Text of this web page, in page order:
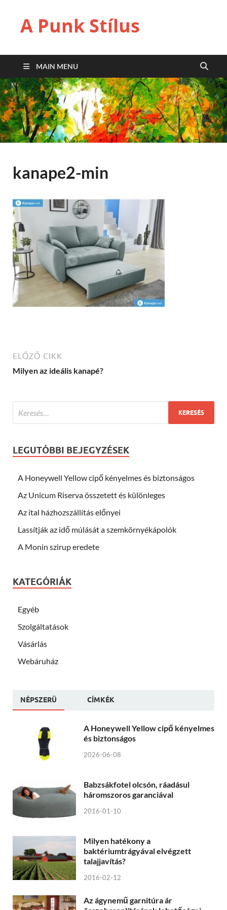
A Punk Stílus
MAIN MENU
kanape2-min
ELŐZŐ CIKK
Milyen az ideális kanapé?
LEGUTÓBBI BEJEGYZÉSEK
A Honeywell Yellow cipő kényelmes és biztonságos
Az Unicum Riserva összetett és különleges
Az ital házhozszállítás előnyei
Lassítják az idő múlását a szemkörnyékápolók
A Monin szirup eredete
KATEGÓRIÁK
Egyéb
Szolgáltatások
Vásárlás
Webáruház
NÉPSZERÜ CÍMKÉK
A Honeywell Yellow cipő kényelmes
és biztonságos
2026-06-08
Babzsákfotel olcsón, ráadásul
háromszoros garanciával
2016-01-10
Milyen hatékony a
baktériumtrágyával elvégzett
talajjavítás?
2016-02-12
Az ágynemű garnitúra ár